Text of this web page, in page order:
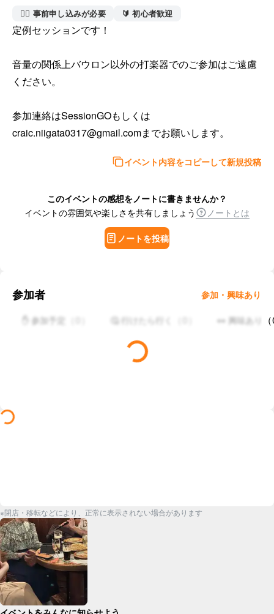
🙋‍♀️ 事前申し込みが必要 🔰 初心者歓迎
定例セッションです！
音量の関係上バウロン以外の打楽器でのご参加はご遠慮
ください。
参加連絡はSessionGOもしくは
craic.niigata0317@gmail.comまでお願いします。
イベント内容をコピーして新規投稿
このイベントの感想をノートに書きませんか？
イベントの雰囲気や楽しさを共有しましょう
ノートとは
ノートを投稿
参加者 参加・興味あり
✋ 参加予定 🤔 行けたら行く 👀 興味あり （
※閉店・移転などにより、正常に表示されない場合があります